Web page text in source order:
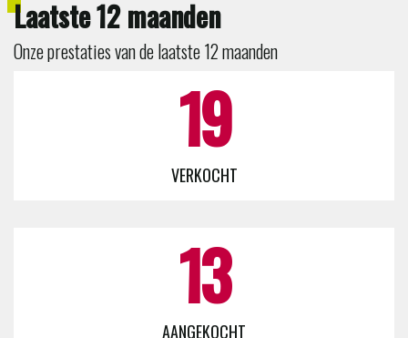
weten?
Laatste 12 maanden
Onze prestaties van de laatste 12 maanden
19
VERKOCHT
13
AANGEKOCHT